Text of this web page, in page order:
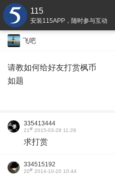
115
安装115APP，随时参与互动
飞吧
请教如何给好友打赏枫币
如题
335413444
21# 2015-03-28 11:28
求打赏
334515192
20# 2014-10-20 10:44